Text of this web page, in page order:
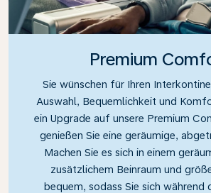
Premium
Sie wünschen für Ihren
Auswahl, Bequemlichkeit und
ein Upgrade auf unsere Premium
genießen Sie eine geräumige,
Machen Sie es sich in einem
zusätzlichem Beinraum und
bequem, sodass Sie sich während